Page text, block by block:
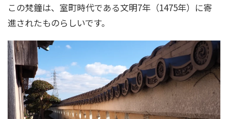
この梵鐘は、室町時代である文明7年（1475年）に寄
進されたものらしいです。